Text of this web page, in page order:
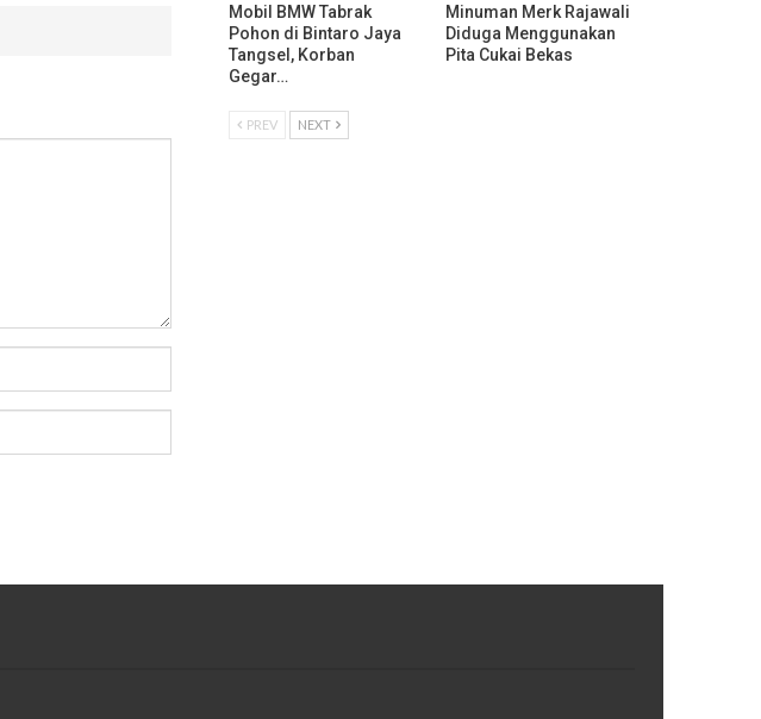
Mobil BMW Tabrak
Pohon di Bintaro Jaya
Tangsel, Korban
Gegar…
Minuman Merk Rajawali
Diduga Menggunakan
Pita Cukai Bekas
PREV NEXT